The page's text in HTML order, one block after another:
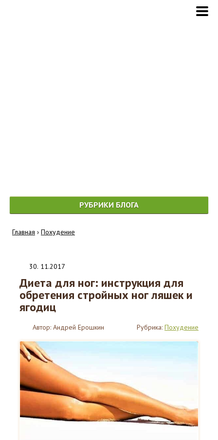
РУБРИКИ БЛОГА
Главная › Похудение
30. 11.2017
Диета для ног: инструкция для
обретения стройных ног ляшек и
ягодиц
Автор: Андрей Ерошкин Рубрика: Похудение